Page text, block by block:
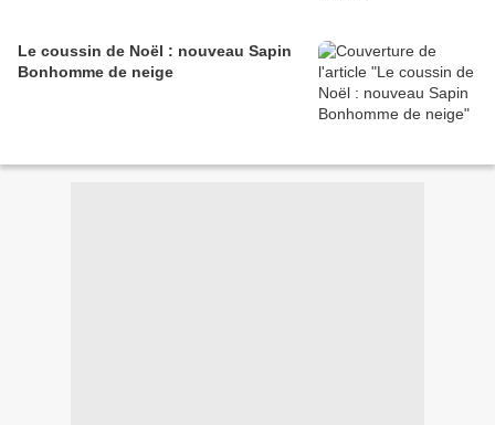
Le coussin de Noël : nouveau Sapin
Bonhomme de neige